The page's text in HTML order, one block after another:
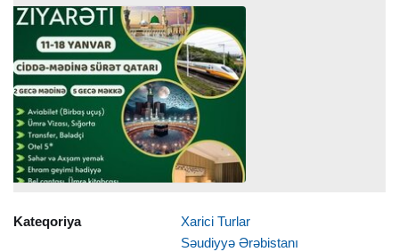
Kateqoriya
Xarici Turlar
Səudiyyə Ərəbistanı